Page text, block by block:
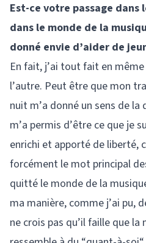
Est-ce votre passage
dans le monde de la
donné envie d’aider de
En fait, j’ai tout fait en
l’autre. Peut être que mon
nuit m’a donné un sens de
m’a permis d’être ce que je
enrichi et apporté de liberté,
forcément le mot principal
quitté le monde de la
ma manière, comme j’ai pu,
ne crois pas qu’il faille que la